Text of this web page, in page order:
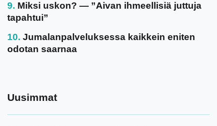
Miksi uskon? — ”Aivan ihmeellisiä juttuja
tapahtui”
Jumalanpalveluksessa kaikkein eniten
odotan saarnaa
Uusimmat